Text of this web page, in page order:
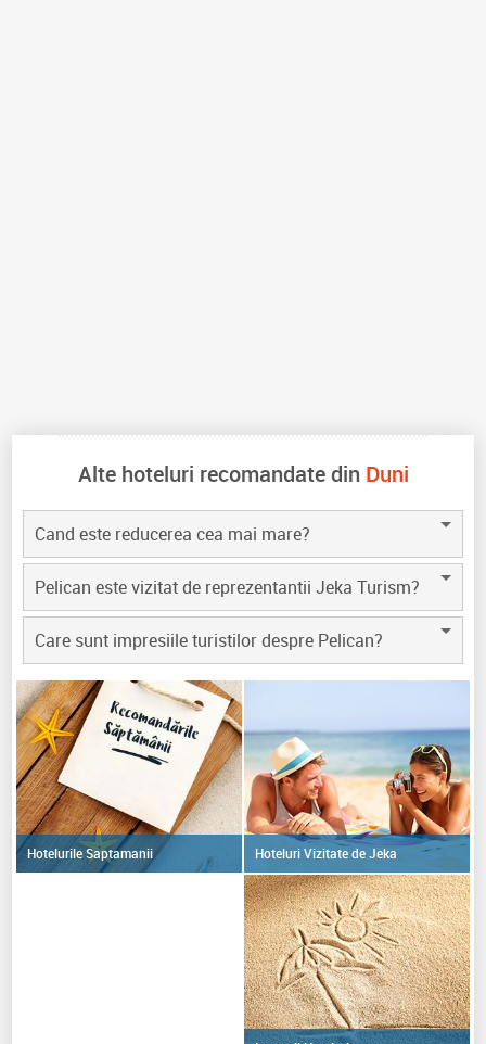
Alte hoteluri recomandate din Duni
Cand este reducerea cea mai mare?
Pelican este vizitat de reprezentantii Jeka Turism?
Care sunt impresiile turistilor despre Pelican?
Hotelurile Saptamanii Hoteluri Vizitate de Jeka